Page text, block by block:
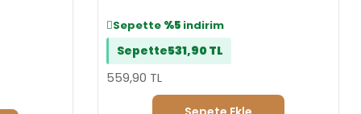
Sepette %5 indirim
Sepette531,90 TL
559,90 TL